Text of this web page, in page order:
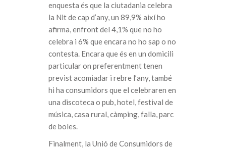
enquesta és que la ciutadania celebra
la Nit de cap d’any, un 89,9% així ho
afirma, enfront del 4,1% que no ho
celebra i 6% que encara no ho sap o no
contesta. Encara que és en un domicili
particular on preferentment tenen
previst acomiadar i rebre l’any, també
hi ha consumidors que el celebraren en
una discoteca o pub, hotel, festival de
música, casa rural, càmping, falla, parc
de boles.
Finalment, la Unió de Consumidors de